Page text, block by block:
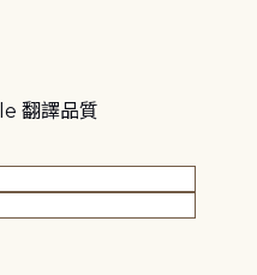
翻譯品質